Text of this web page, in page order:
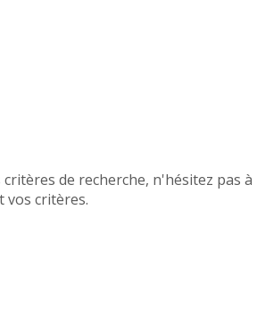
de recherche, n'hésitez pas à
vos critères.